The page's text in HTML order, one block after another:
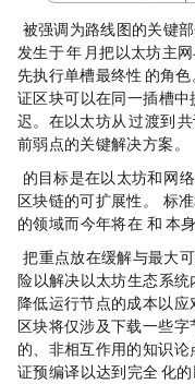
（1）The Merge 被强调为路线图
发生于 2022 年 9 月，把以太坊
先执行单槽最终性（SSF）的
证区块，可以在同一插槽
迟。在以太坊从 POW 过渡到
前弱点的关键解决方案。
（2）The Surge 的目标是在以太
区块链的可扩展性。Cross-
的领域，而今年将在 EIP-4844 和
（3）The Scourge 把重点放在缓解
险，以解决以太坊生态系统内
降低运行节点的成本以应对
区块将仅涉及下载一些字
的、非相互作用的知识论点（
证预编译，以达到完全 SNARK